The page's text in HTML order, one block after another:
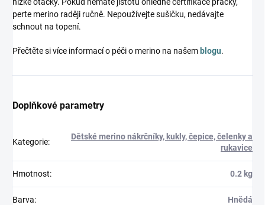
perte merino raději ručně. Nepoužívejte sušičku, nedávajte
schnout na topení.
Přečtěte si více informací o péči o merino na našem blogu.
Doplňkové parametry
Kategorie:
Dětské merino nákrčníky, kukly, čepice, čelenky a
rukavice
Hmotnost: 0.2 kg
Barva: Hnědá